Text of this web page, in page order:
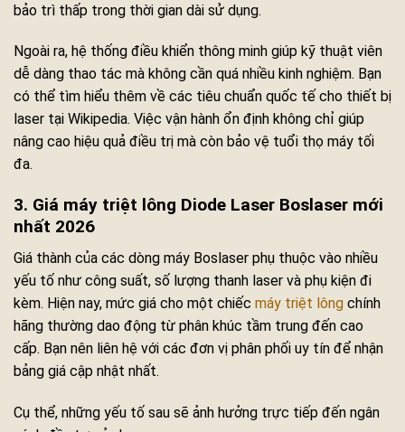
bảo trì thấp trong thời gian dài sử dụng.
Ngoài ra, hệ thống điều khiển thông minh giúp kỹ thuật viên
dễ dàng thao tác mà không cần quá nhiều kinh nghiệm. Bạn
có thể tìm hiểu thêm về các tiêu chuẩn quốc tế cho thiết bị
laser tại Wikipedia. Việc vận hành ổn định không chỉ giúp
nâng cao hiệu quả điều trị mà còn bảo vệ tuổi thọ máy tối
đa.
3. Giá máy triệt lông Diode Laser Boslaser mới
nhất 2026
Giá thành của các dòng máy Boslaser phụ thuộc vào nhiều
yếu tố như công suất, số lượng thanh laser và phụ kiện đi
kèm. Hiện nay, mức giá cho một chiếc máy triệt lông chính
hãng thường dao động từ phân khúc tầm trung đến cao
cấp. Bạn nên liên hệ với các đơn vị phân phối uy tín để nhận
bảng giá cập nhật nhất.
Cụ thể, những yếu tố sau sẽ ảnh hưởng trực tiếp đến ngân